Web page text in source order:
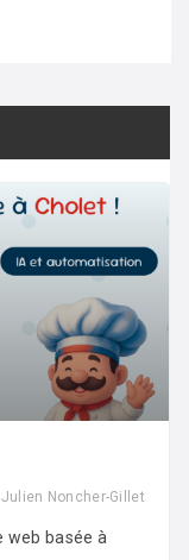
Julien Noncher-Gillet
web basée à